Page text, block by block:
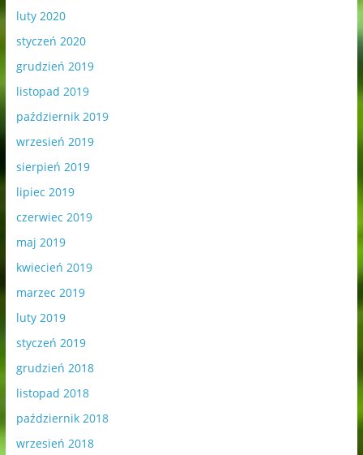
luty 2020
styczeń 2020
grudzień 2019
listopad 2019
październik 2019
wrzesień 2019
sierpień 2019
lipiec 2019
czerwiec 2019
maj 2019
kwiecień 2019
marzec 2019
luty 2019
styczeń 2019
grudzień 2018
listopad 2018
październik 2018
wrzesień 2018